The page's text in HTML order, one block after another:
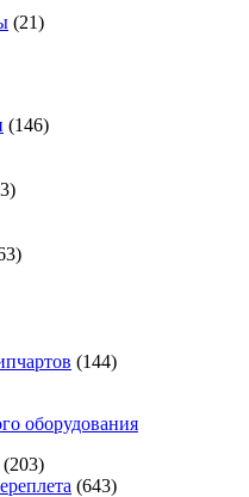
(21)
(146)
(144)
оборудования
(203)
(643)